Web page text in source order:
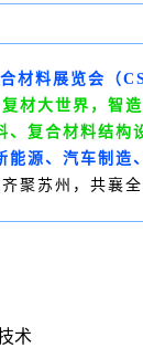
材料展览会（
材大世界，智
、复合材料结构
能源、汽车制造
聚苏州，共襄
术